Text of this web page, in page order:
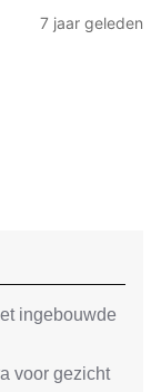
7 jaar geleden
ingebouwde
voor gezicht